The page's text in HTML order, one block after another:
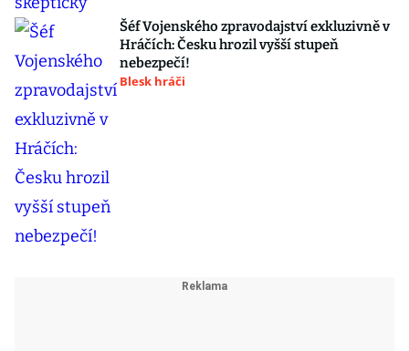
Šéf Vojenského zpravodajství exkluzivně v
Hráčích: Česku hrozil vyšší stupeň
nebezpečí!
Blesk hráči